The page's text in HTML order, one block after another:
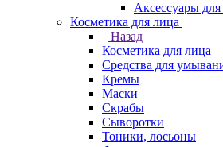
Аксессуары
Косметика для лица
Назад
Косметика для лица
Средства для
Кремы
Маски
Скрабы
Сыворотки
Тоники, лосьоны